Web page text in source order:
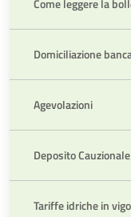
Come leggere la
Domiciliazione
Agevolazioni
Deposito Cauzionale
Tariffe idriche in